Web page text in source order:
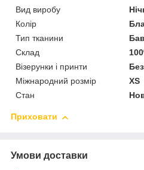
Вид виробу
Колір
Тип тканини
Склад
Візерунки і принти
Міжнародний розмір
XS
Стан
Приховати
Умови доставки